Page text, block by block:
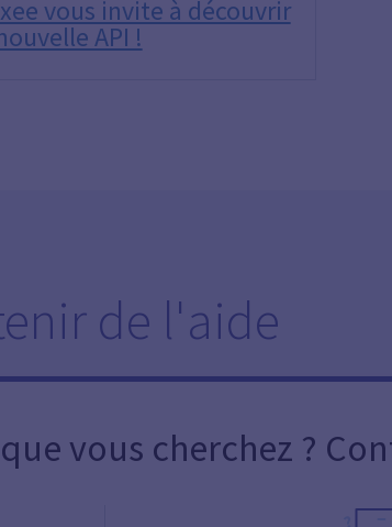
vous invite à découvrir
API !
de l'aide
vous cherchez ?